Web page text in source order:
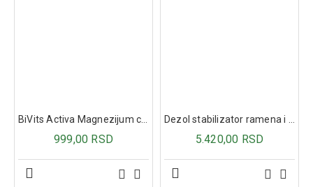
Sastav:
alcohol, myristyl myristate, zea mays starch/corn starch,
999,00 RSD 5.420,00 RSD